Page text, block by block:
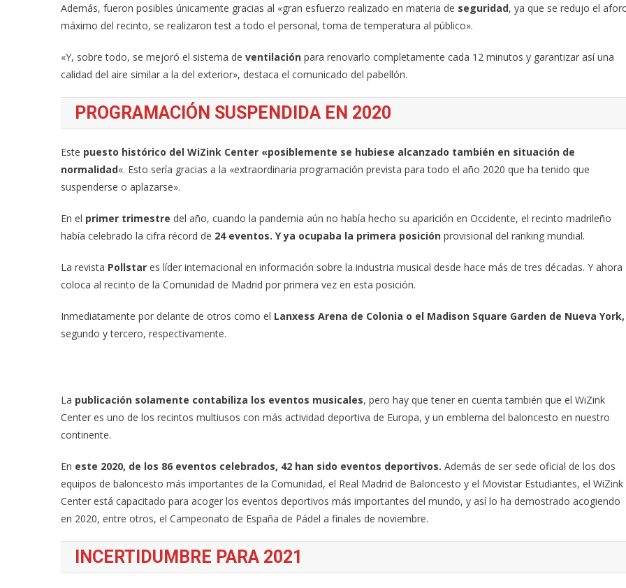
Además, fueron posibles únicamente gracias al «gran esfuerzo realizado en materia de seguridad, ya que se redujo el
máximo del recinto, se realizaron test a todo el personal, toma de temperatura al público».
«Y, sobre todo, se mejoró el sistema de ventilación para renovarlo completamente cada 12 minutos y garantizar así una
calidad del aire similar a la del exterior», destaca el comunicado del pabellón.
PROGRAMACIÓN SUSPENDIDA EN 2020
Este puesto histórico del WiZink Center «posiblemente se hubiese alcanzado también en situación de
normalidad«. Esto sería gracias a la «extraordinaria programación prevista para todo el año 2020 que ha tenido que
suspenderse o aplazarse».
En el primer trimestre del año, cuando la pandemia aún no había hecho su aparición en Occidente, el recinto madrileño
había celebrado la cifra récord de 24 eventos. Y ya ocupaba la primera posición provisional del ranking mundial.
La revista Pollstar es líder internacional en información sobre la industria musical desde hace más de tres décadas. Y ahora
coloca al recinto de la Comunidad de Madrid por primera vez en esta posición.
Inmediatamente por delante de otros como el Lanxess Arena de Colonia o el Madison Square Garden de Nueva York,
segundo y tercero, respectivamente.
La publicación solamente contabiliza los eventos musicales, pero hay que tener en cuenta también que el WiZink
Center es uno de los recintos multiusos con más actividad deportiva de Europa, y un emblema del baloncesto en nuestro
continente.
En este 2020, de los 86 eventos celebrados, 42 han sido eventos deportivos. Además de ser sede oficial de los dos
equipos de baloncesto más importantes de la Comunidad, el Real Madrid de Baloncesto y el Movistar Estudiantes, el WiZink
Center está capacitado para acoger los eventos deportivos más importantes del mundo, y así lo ha demostrado acogiendo
en 2020, entre otros, el Campeonato de España de Pádel a finales de noviembre.
INCERTIDUMBRE PARA 2021